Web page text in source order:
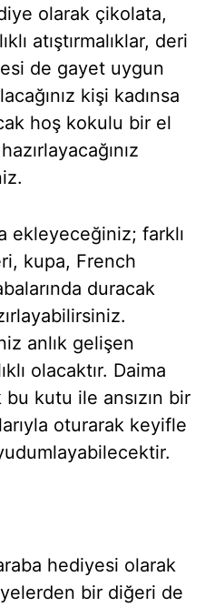
olarak çikolata,
atıştırmalıklar, deri
de gayet uygun
kişi kadınsa
hoş kokulu bir el
ekleyeceğiniz; farklı
kupa, French
duracak
anlık gelişen
olacaktır. Daima
kutu ile ansızın bir
oturarak keyifle
hediyesi olarak
bir diğeri de